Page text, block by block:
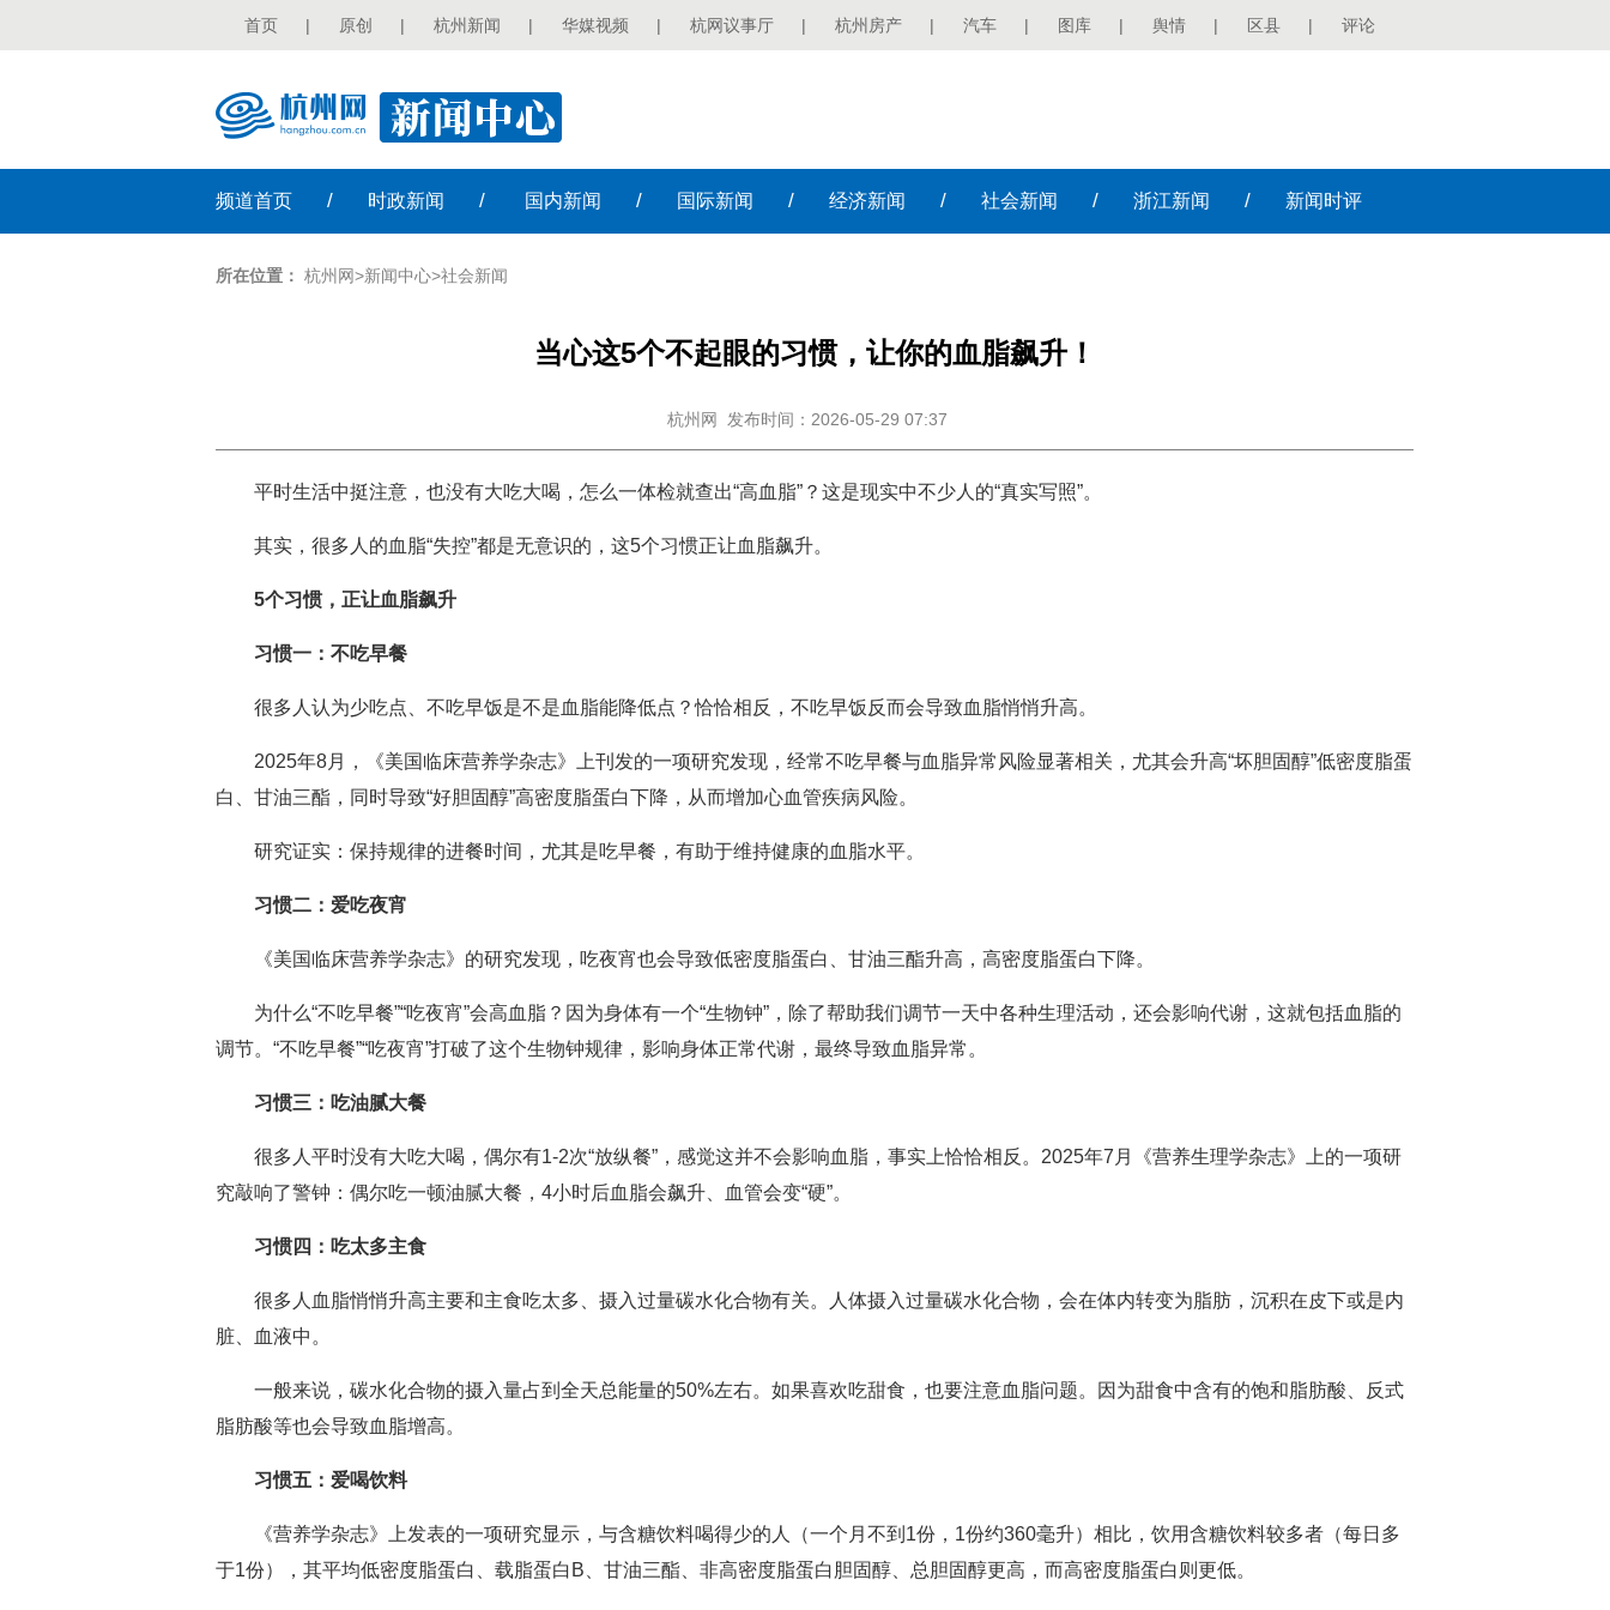
首页 | 原创 | 杭州新闻 | 华媒视频 | 杭网议事厅 | 杭州房产 | 汽车 | 图库 | 舆情 | 区县 | 评论
频道首页 / 时政新闻 / 国内新闻 / 国际新闻 / 经济新闻 / 社会新闻 / 浙江新闻 / 新闻时评
所在位置： 杭州网>新闻中心>社会新闻
当心这5个不起眼的习惯，让你的血脂飙升！
杭州网 发布时间：2026-05-29 07:37
平时生活中挺注意，也没有大吃大喝，怎么一体检就查出“高血脂”？这是现实中不少人的“真实写照”。
其实，很多人的血脂“失控”都是无意识的，这5个习惯正让血脂飙升。
5个习惯，正让血脂飙升
习惯一：不吃早餐
很多人认为少吃点、不吃早饭是不是血脂能降低点？恰恰相反，不吃早饭反而会导致血脂悄悄升高。
2025年8月，《美国临床营养学杂志》上刊发的一项研究发现，经常不吃早餐与血脂异常风险显著相关，尤其会升高“坏胆固醇”低密度脂蛋
白、甘油三酯，同时导致“好胆固醇”高密度脂蛋白下降，从而增加心血管疾病风险。
研究证实：保持规律的进餐时间，尤其是吃早餐，有助于维持健康的血脂水平。
习惯二：爱吃夜宵
《美国临床营养学杂志》的研究发现，吃夜宵也会导致低密度脂蛋白、甘油三酯升高，高密度脂蛋白下降。
为什么“不吃早餐”“吃夜宵”会高血脂？因为身体有一个“生物钟”，除了帮助我们调节一天中各种生理活动，还会影响代谢，这就包括血脂的
调节。“不吃早餐”“吃夜宵”打破了这个生物钟规律，影响身体正常代谢，最终导致血脂异常。
习惯三：吃油腻大餐
很多人平时没有大吃大喝，偶尔有1-2次“放纵餐”，感觉这并不会影响血脂，事实上恰恰相反。2025年7月《营养生理学杂志》上的一项研
究敲响了警钟：偶尔吃一顿油腻大餐，4小时后血脂会飙升、血管会变“硬”。
习惯四：吃太多主食
很多人血脂悄悄升高主要和主食吃太多、摄入过量碳水化合物有关。人体摄入过量碳水化合物，会在体内转变为脂肪，沉积在皮下或是内
脏、血液中。
一般来说，碳水化合物的摄入量占到全天总能量的50%左右。如果喜欢吃甜食，也要注意血脂问题。因为甜食中含有的饱和脂肪酸、反式
脂肪酸等也会导致血脂增高。
习惯五：爱喝饮料
《营养学杂志》上发表的一项研究显示，与含糖饮料喝得少的人（一个月不到1份，1份约360毫升）相比，饮用含糖饮料较多者（每日多
于1份），其平均低密度脂蛋白、载脂蛋白B、甘油三酯、非高密度脂蛋白胆固醇、总胆固醇更高，而高密度脂蛋白则更低。